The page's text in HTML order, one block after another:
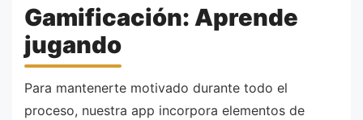
Gamificación: Aprende
jugando
Para mantenerte motivado durante todo el
proceso, nuestra app incorpora elementos de